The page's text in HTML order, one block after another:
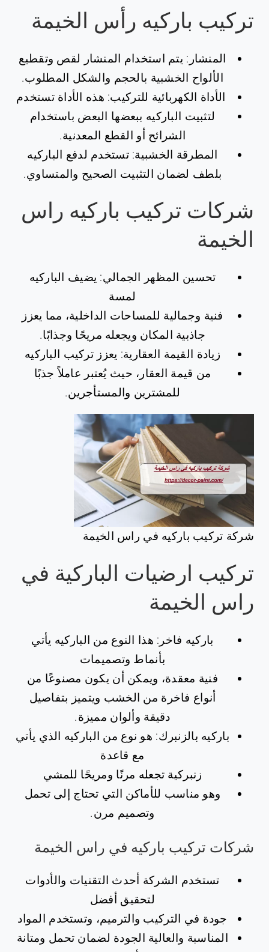
تركيب باركيه رأس الخيمة
المنشار: يتم استخدام المنشار لقص وتقطيع
الألواح الخشبية بالحجم والشكل المطلوب.
الأداة الكهربائية للتركيب: هذه الأداة تستخدم
لتثبيت الباركيه ببعضها البعض باستخدام
الشرائح أو القطع المعدنية.
المطرقة الخشبية: تستخدم لدفع الباركيه
بلطف لضمان التثبيت الصحيح والمتساوي.
شركات تركيب باركيه راس
الخيمة
تحسين المظهر الجمالي: يضيف الباركيه
لمسة
فنية وجمالية للمساحات الداخلية، مما يعزز
جاذبية المكان ويجعله مريحًا وجذابًا.
زيادة القيمة العقارية: يعزز تركيب الباركيه
من قيمة العقار، حيث يُعتبر عاملاً جذبًا
للمشترين والمستأجرين.
شركة تركيب باركيه في راس الخيمة
تركيب ارضيات الباركية في
راس الخيمة
باركيه فاخر: هذا النوع من الباركيه يأتي
بأنماط وتصميمات
فنية معقدة، ويمكن أن يكون مصنوعًا من
أنواع فاخرة من الخشب ويتميز بتفاصيل
دقيقة وألوان مميزة.
باركيه بالزنبرك: هو نوع من الباركيه الذي يأتي
مع قاعدة
زنبركية تجعله مرنًا ومريحًا للمشي
وهو مناسب للأماكن التي تحتاج إلى تحمل
وتصميم مرن.
شركات تركيب باركيه في راس الخيمة
تستخدم الشركة أحدث التقنيات والأدوات
لتحقيق أفضل
جودة في التركيب والترميم، وتستخدم المواد
المناسبة والعالية الجودة لضمان تحمل ومتانة